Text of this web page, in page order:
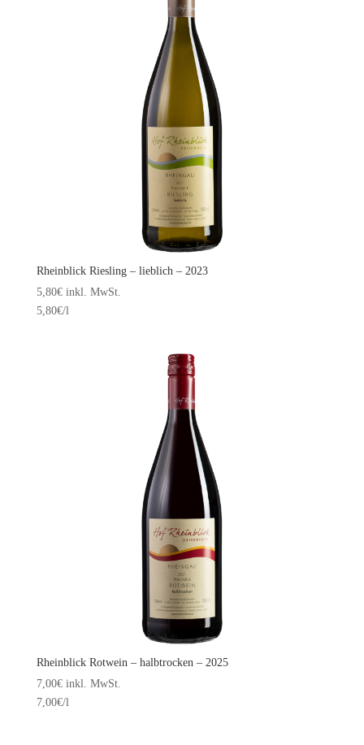
Rheinblick Riesling – lieblich – 2023
5,80€ inkl. MwSt.
5,80€/l
Rheinblick Rotwein – halbtrocken – 2025
7,00€ inkl. MwSt.
7,00€/l